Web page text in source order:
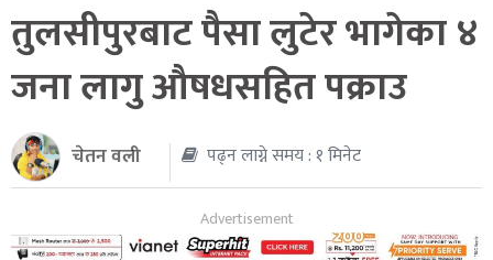
अर्थ
संवाद
मनोरञ्जन
तुलसीपुरबाट पैसा लुटेर भागेका ४
जना लागु औषधसहित पक्राउ
चेतन वली पढ्न लाग्ने समय : १ मिनेट